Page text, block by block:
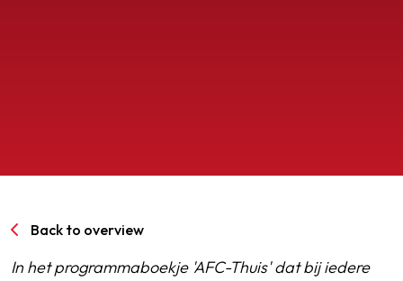
Back to overview
In het programmaboekje 'AFC-Thuis' dat bij iedere